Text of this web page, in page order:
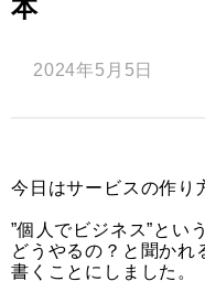
本
2024年5月5日
今日はサービスの作り
”個人でビジネス”とい
どうやるの？と聞かれ
書くことにしました。